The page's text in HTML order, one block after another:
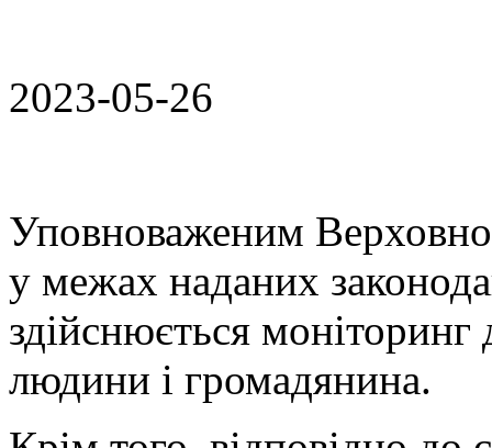
2023-05-26
Уповноваженим
у межах наданих
здійснюється
людини і громадянина.